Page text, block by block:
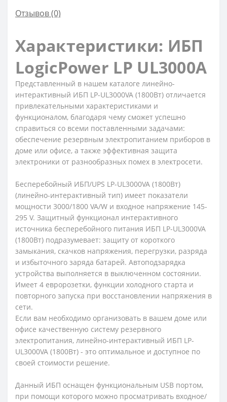
Отзывов (0)
Характеристики: ИБП
LogicPower LP UL3000A
Представленный в нашем каталоге линейно-
интерактивный ИБП LP-UL3000VA (1800Вт) отличается
привлекательными характеристиками и
функционалом, благодаря чему сможет успешно
справиться со всеми поставленными задачами:
обеспечение резервным электропитанием приборов в
доме или офисе, а также эффективная защита
электроники от разнообразных помех в электросети.
Бесперебойный ИБП/UPS LP-UL3000VA (1800Вт)
(линейно-интерактивный тип) имеет показатели
мощности 3000/1800 VA/W и входное напряжение 145-
295 V. Защитный функционал интерактивного
источника бесперебойного питания ИБП LP-UL3000VA
(1800Вт) подразумевает: защиту от короткого
замыкания, скачков напряжения, перегрузки, разряда
и избыточного заряда батарей. Автоподзарядка
устройства выполняется в выключенном состоянии.
Имеет 4 евророзетки, функции холодного старта и
повторного запуска при восстановлении напряжения в
сети.
Если вам необходимо организовать в вашем доме или
офисе качественную систему резервного
электропитания, линейно-интерактивный ИБП LP-
UL3000VA (1800Вт) - это оптимальное и доступное по
своей стоимости решение.
Данный ИБП оснащен функциональным USB портом,
при помощи которого можно просматривать входное/